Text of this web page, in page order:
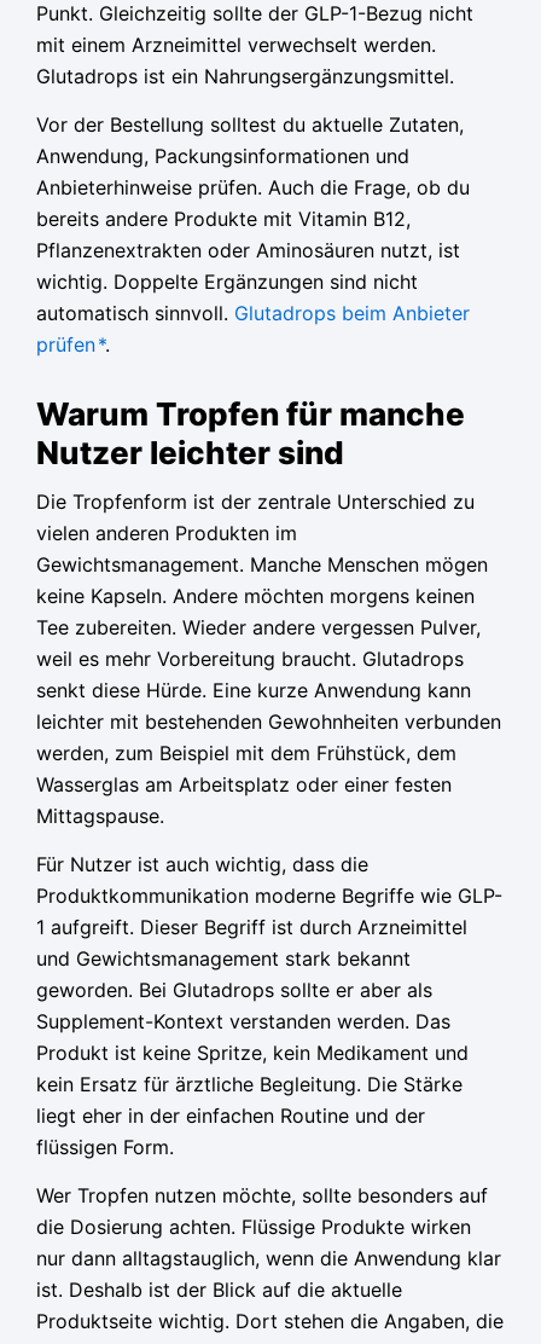
Punkt. Gleichzeitig sollte der GLP-1-Bezug nicht
mit einem Arzneimittel verwechselt werden.
Glutadrops ist ein Nahrungsergänzungsmittel.
Vor der Bestellung solltest du aktuelle Zutaten,
Anwendung, Packungsinformationen und
Anbieterhinweise prüfen. Auch die Frage, ob du
bereits andere Produkte mit Vitamin B12,
Pflanzenextrakten oder Aminosäuren nutzt, ist
wichtig. Doppelte Ergänzungen sind nicht
automatisch sinnvoll. Glutadrops beim Anbieter
prüfen*.
Warum Tropfen für manche
Nutzer leichter sind
Die Tropfenform ist der zentrale Unterschied zu
vielen anderen Produkten im
Gewichtsmanagement. Manche Menschen mögen
keine Kapseln. Andere möchten morgens keinen
Tee zubereiten. Wieder andere vergessen Pulver,
weil es mehr Vorbereitung braucht. Glutadrops
senkt diese Hürde. Eine kurze Anwendung kann
leichter mit bestehenden Gewohnheiten verbunden
werden, zum Beispiel mit dem Frühstück, dem
Wasserglas am Arbeitsplatz oder einer festen
Mittagspause.
Für Nutzer ist auch wichtig, dass die
Produktkommunikation moderne Begriffe wie GLP-
1 aufgreift. Dieser Begriff ist durch Arzneimittel
und Gewichtsmanagement stark bekannt
geworden. Bei Glutadrops sollte er aber als
Supplement-Kontext verstanden werden. Das
Produkt ist keine Spritze, kein Medikament und
kein Ersatz für ärztliche Begleitung. Die Stärke
liegt eher in der einfachen Routine und der
flüssigen Form.
Wer Tropfen nutzen möchte, sollte besonders auf
die Dosierung achten. Flüssige Produkte wirken
nur dann alltagstauglich, wenn die Anwendung klar
ist. Deshalb ist der Blick auf die aktuelle
Produktseite wichtig. Dort stehen die Angaben, die